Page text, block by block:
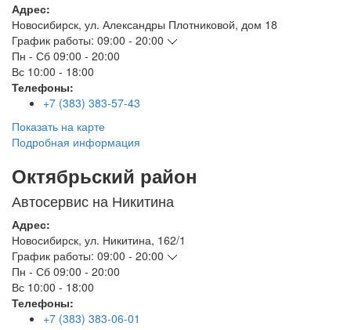
Адрес:
Новосибирск, ул. Александры Плотниковой, дом 18
График работы: 09:00 - 20:00
Пн - Сб 09:00 - 20:00
Вс 10:00 - 18:00
Телефоны:
+7 (383) 383-57-43
Показать на карте
Подробная информация
Октябрьский район
Автосервис на Никитина
Адрес:
Новосибирск, ул. Никитина, 162/1
График работы: 09:00 - 20:00
Пн - Сб 09:00 - 20:00
Вс 10:00 - 18:00
Телефоны:
+7 (383) 383-06-01